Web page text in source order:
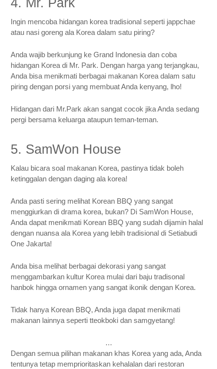
Ingin mencoba hidangan korea tradisional seperti jappchae
atau nasi goreng ala Korea dalam satu piring?
Anda wajib berkunjung ke Grand Indonesia dan coba
hidangan Korea di Mr. Park. Dengan harga yang terjangkau,
Anda bisa menikmati berbagai makanan Korea dalam satu
piring dengan porsi yang membuat Anda kenyang, lho!
Hidangan dari Mr.Park akan sangat cocok jika Anda sedang
pergi bersama keluarga ataupun teman-teman.
5. SamWon House
Kalau bicara soal makanan Korea, pastinya tidak boleh
ketinggalan dengan daging ala korea!
Anda pasti sering melihat Korean BBQ yang sangat
menggiurkan di drama korea, bukan? Di SamWon House,
Anda dapat menikmati Korean BBQ yang sudah dijamin halal
dengan nuansa ala Korea yang lebih tradisional di Setiabudi
One Jakarta!
Anda bisa melihat berbagai dekorasi yang sangat
menggambarkan kultur Korea mulai dari baju tradisonal
hanbok hingga ornamen yang sangat ikonik dengan Korea.
Tidak hanya Korean BBQ, Anda juga dapat menikmati
makanan lainnya seperti tteokboki dan samgyetang!
…
Dengan semua pilihan makanan khas Korea yang ada, Anda
tentunya tetap memprioritaskan kehalalan dari restoran